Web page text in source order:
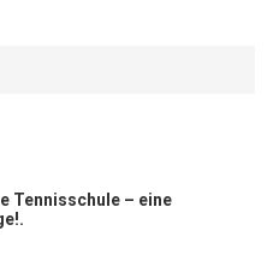
Tennisschule – eine